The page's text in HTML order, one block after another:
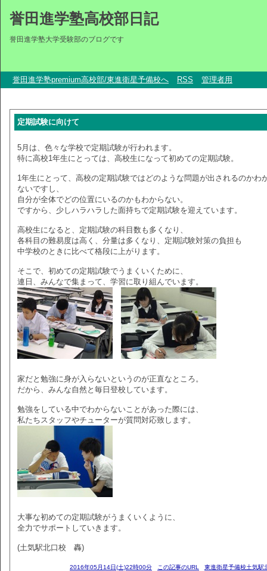
誉田進学塾高校部日記
誉田進学塾大学受験部のブログです
誉田進学塾premium高校部/東進衛星予備校へ RSS 管理者用
定期試験に向けて
5月は、色々な学校で定期試験が行われます。
特に高校1年生にとっては、高校生になって初めての定期試験。
1年生にとって、高校の定期試験ではどのような問題が出されるのかわ
ないですし、
自分が全体でどの位置にいるのかもわからない。
ですから、少しハラハラした面持ちで定期試験を迎えています。
高校生になると、定期試験の科目数も多くなり、
各科目の難易度は高く、分量は多くなり、定期試験対策の負担も
中学校のときに比べて格段に上がります。
そこで、初めての定期試験でうまくいくために、
連日、みんなで集まって、学習に取り組んでいます。
家だと勉強に身が入らないというのが正直なところ。
だから、みんな自然と毎日登校しています。
勉強をしている中でわからないことがあった際には、
私たちスタッフやチューターが質問対応致します。
大事な初めての定期試験がうまくいくように、
全力でサポートしていきます。
(土気駅北口校 轟)
2016年05月14日(土)22時00分 この記事のURL 東進衛星予備校土気駅